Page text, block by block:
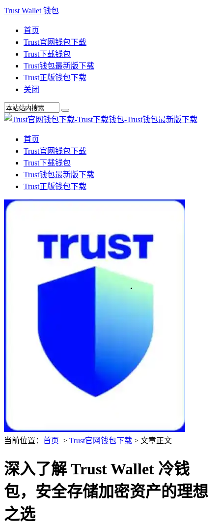
Trust Wallet 钱包
首页
Trust官网钱包下载
Trust下载钱包
Trust钱包最新版下载
Trust正版钱包下载
关闭
首页
Trust官网钱包下载
Trust下载钱包
Trust钱包最新版下载
Trust正版钱包下载
当前位置： 首页 > Trust官网钱包下载 > 文章正文
深入了解 Trust Wallet 冷钱
包，安全存储加密资产的理想
之选